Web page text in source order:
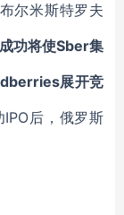
布尔米斯特罗夫
功将使Sber集
展开竞
后，俄罗斯